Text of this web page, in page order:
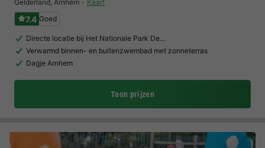
Gelderland, Arnhem Kaart
7.4 Goed
Directe locatie bij Het Nationale Park De…
Verwarmd binnen- en buitenzwembad met zonneterras
Dagje Arnhem
Toon prijzen